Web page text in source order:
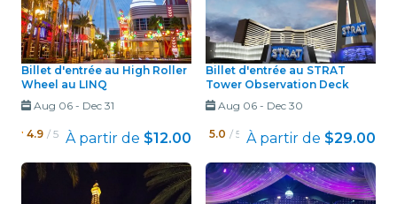
Billet d'entrée au High Roller
Wheel au LINQ
Aug 06- Dec 31
4.9 / 5 À partir de $12.00
Billet d'entrée au STRAT
Tower Observation Deck
Aug 06- Dec 30
5.0 / 5 À partir de $29.00